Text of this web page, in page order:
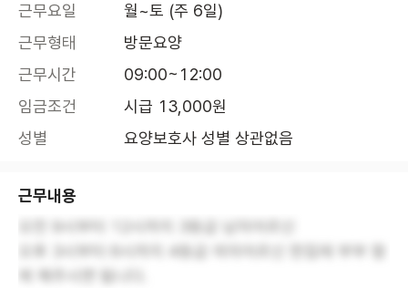
근무요일
월~토 (주 6일)
근무형태
방문요양
근무시간
09:00~12:00
임금조건
시급 13,000원
성별
요양보호사 성별 상관없음
근무내용